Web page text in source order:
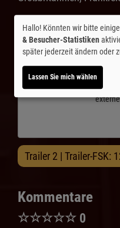
Inhalte zum Teil von
© CINEPROG ...macht Lust
Möchten Sie von
Trailer 2 | Trailer-FSK:
Kommentare
☆☆☆☆☆ 0
Hallo! Könnten wir bitte
& Besucher-Statistiken
später jederzeit ändern oder
Lassen Sie mich wählen